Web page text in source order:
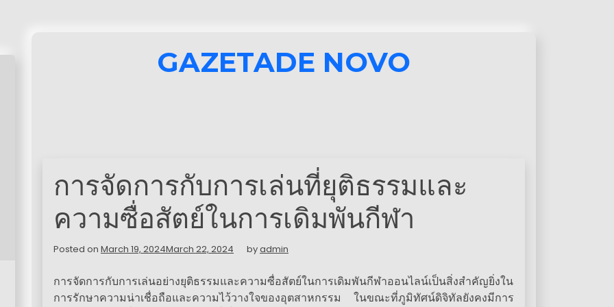
GAZETADE NOVO
การจัดการกับการเล่นที่ยุติธรรมและ
ความซื่อสัตย์ในการเดิมพันกีฬา
Posted on March 19, 2024March 22, 2024 byadmin
การจัดการกับการเล่นอย่างยุติธรรมและความซื่อสัตย์ในการเดิมพันกีฬาออนไลน์เป็นสิ่งสำคัญยิ่งใน
การรักษาความน่าเชื่อถือและความไว้วางใจของอุตสาหกรรม ในขณะที่ภูมิทัศน์ดิจิทัลยังคงมีการ